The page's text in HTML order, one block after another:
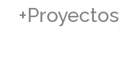
+Proyectos